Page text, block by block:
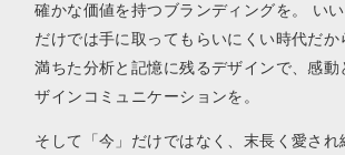
確かな価値を持つブランディングを。 い
だけでは手に取ってもらいにくい時代だか
満ちた分析と記憶に残るデザインで、感
ザインコミュニケーションを。
そして「今」だけではなく、末長く愛さ